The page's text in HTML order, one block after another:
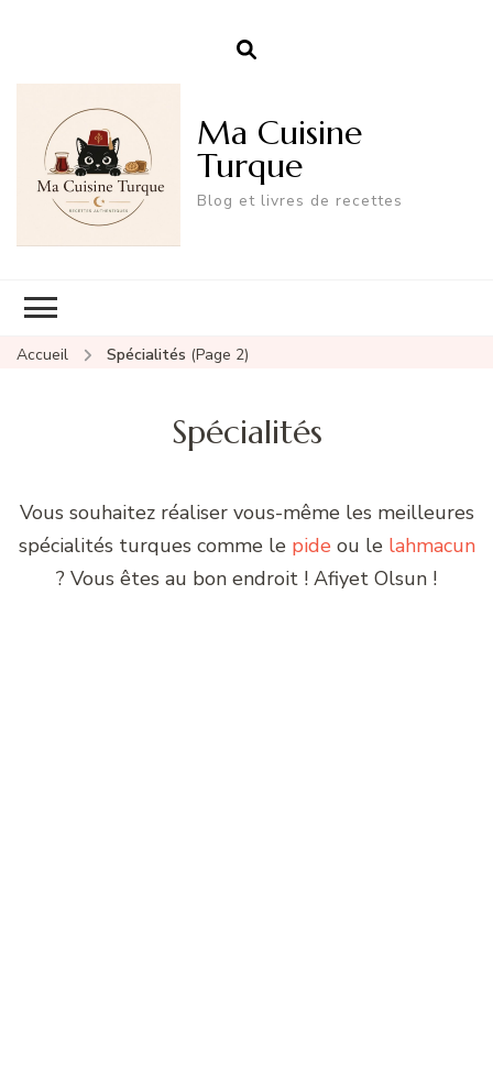
Ma Cuisine
Turque
Blog et livres de recettes
Accueil Spécialités (Page 2)
Spécialités
Vous souhaitez réaliser vous-même les meilleures
spécialités turques comme le pide ou le lahmacun
? Vous êtes au bon endroit ! Afiyet Olsun !